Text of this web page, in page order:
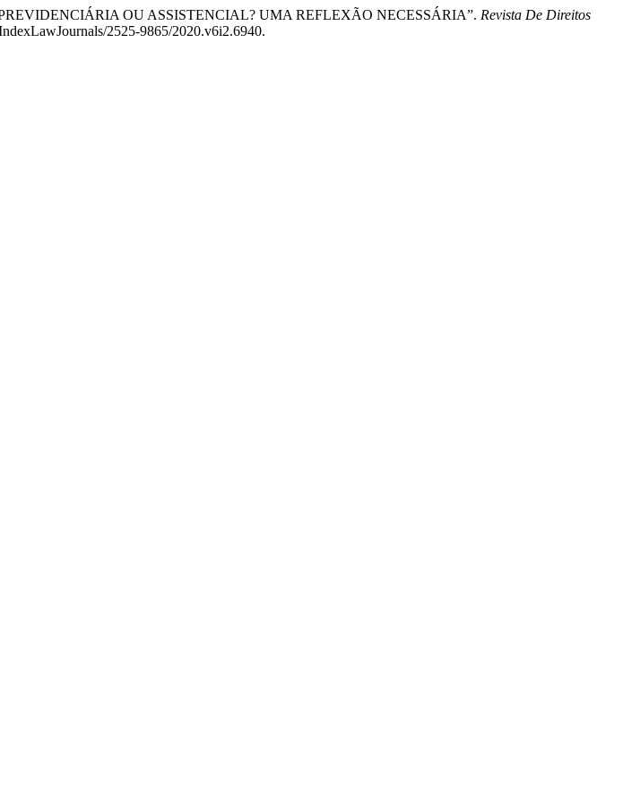
OU ASSISTENCIAL? UMA REFLEXÃO NECESSÁRIA”. Revista De Direitos
2525-9865/2020.v6i2.6940.